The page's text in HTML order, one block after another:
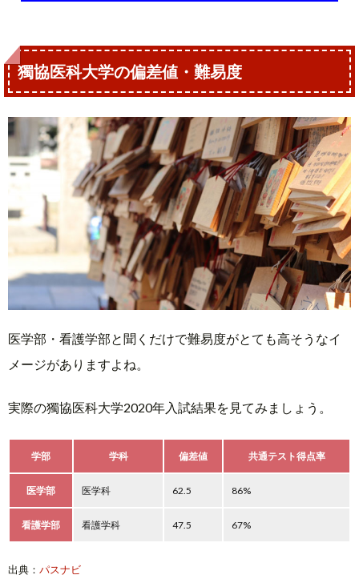
獨協医科大学の偏差値・難易度
医学部・看護学部と聞くだけで難易度がとても高そうなイ
メージがありますよね。
実際の獨協医科大学2020年入試結果を見てみましょう。
学部 学科 偏差値 共通テスト得点率
医学部 医学科 62.5 86%
看護学部 看護学科 47.5 67%
出典： パスナビ